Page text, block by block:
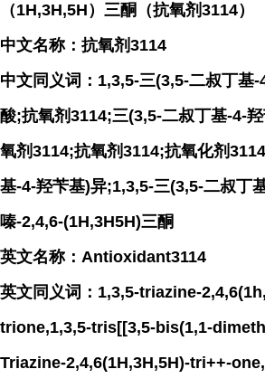
（1H,3H,5H）三酮（抗氧剂3114）
中文名称：抗氧剂3114
中文同义词：1,3,5-三(3,5-二叔丁基
酸;抗氧剂3114;三(3,5-二叔丁基-4-
氧剂3114;抗氧剂3114;抗氧化剂
基-4-羟苄基)异;1,3,5-三(3,5-二叔丁
嗪-2,4,6-(1H,3H5H)三酮
英文名称：Antioxidant3114
英文同义词：1,3,5-triazine-
trione,1,3,5-tris[[3,5-bis(1,1-
Triazine-2,4,6(1H,3H,5H)-tri++-